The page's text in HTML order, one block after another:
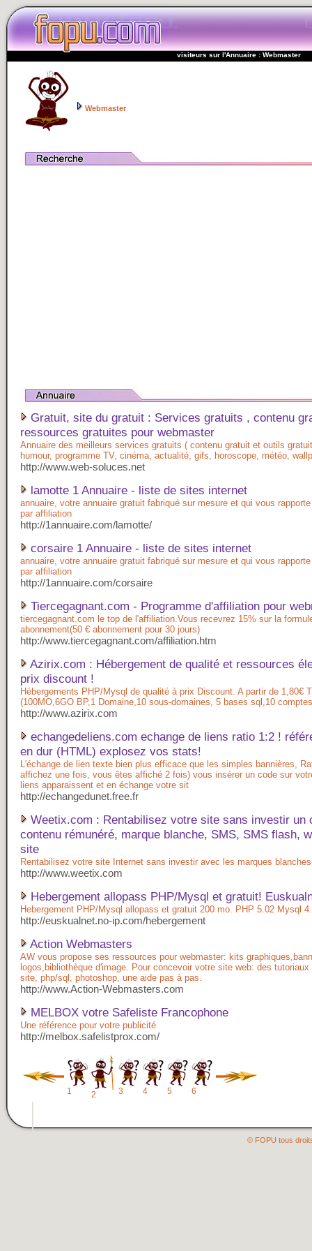
visiteurs sur l'Annuaire : Webmaster
Webmaster
Gratuit, site du gratuit : Services gratuits , contenu
ressources gratuites pour webmaster
Annuaire des meilleurs services gratuits ( contenu gratuit et outils
humour, programme TV, cinéma, actualité, gifs, horoscope, météo,
http://www.web-soluces.net
lamotte 1 Annuaire - liste de sites internet
annuaire, votre annuaire gratuit fabriqué sur mesure et qui vous
par affiliation
http://1annuaire.com/lamotte/
corsaire 1 Annuaire - liste de sites internet
annuaire, votre annuaire gratuit fabriqué sur mesure et qui vous
par affiliation
http://1annuaire.com/corsaire
Tiercegagnant.com - Programme d'affiliation pour
tiercegagnant.com le top de l'affiliation.Vous recevrez 15% sur la
abonnement(50 € abonnement pour 30 jours)
http://www.tiercegagnant.com/affiliation.htm
Azirix.com : Hébergement de qualité et ressources
prix discount !
Hébergements PHP/Mysql de qualité à prix Discount. A partir de 1,80€
(100MO,6GO BP,1 Domaine,10 sous-domaines, 5 bases sql,10
http://www.azirix.com
echangedeliens.com echange de liens ratio 1:2 !
en dur (HTML) explosez vos stats!
L'échange de lien texte bien plus efficace que les simples bannières,
affichez une fois, vous êtes affiché 2 fois) vous insérer un code sur
liens apparaissent et en échange votre sit
http://echangedunet.free.fr
Weetix.com : Rentabilisez votre site sans investir un
contenu rémunéré, marque blanche, SMS, SMS flash,
site
Rentabilisez votre site Internet sans investir avec les marques
http://www.weetix.com
Hebergement allopass PHP/Mysql et gratuit!
Hebergement PHP/Mysql allopass et gratuit 200 mo. PHP 5.02 Mysql
http://euskualnet.no-ip.com/hebergement
Action Webmasters
AW vous propose ses ressources pour webmaster: kits
logos,bibliothèque d'image. Pour concevoir votre site web: des tutoriaux
site, php/sql, photoshop, une aide pas à pas.
http://www.Action-Webmasters.com
MELBOX votre Safeliste Francophone
Une référence pour votre publicité
http://melbox.safelistprox.com/
1 2 3 4 5 6
© FOPU tous